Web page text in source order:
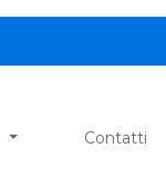
Contatti